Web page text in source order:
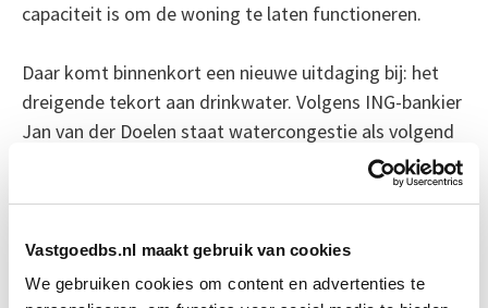
Vastgoedbs.nl maakt gebruik van cookies
We gebruiken cookies om content en advertenties te
capaciteit is om de woning te laten functioneren.
Daar komt binnenkort een nieuwe uitdaging bij: het
dreigende tekort aan drinkwater. Volgens ING-bankier
Jan van der Doelen staat watercongestie als volgend
probleem op de agenda. Het ontbreekt volgens hem
Groei vraagt om schaal en
politieke daadkracht